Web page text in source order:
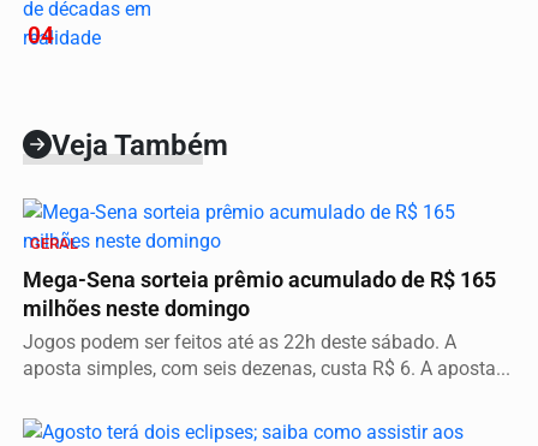
04
Veja Também
GERAL
Mega-Sena sorteia prêmio acumulado de R$ 165
milhões neste domingo
Jogos podem ser feitos até as 22h deste sábado. A
aposta simples, com seis dezenas, custa R$ 6. A aposta...